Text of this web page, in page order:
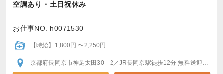
空調あり・土日祝休み
お仕事NO. h0071530
【時給】1,800円 〜2,250円
京都府長岡京市神足太田30－2 ／JR長岡京駅徒歩12分 無料送迎バスで5分